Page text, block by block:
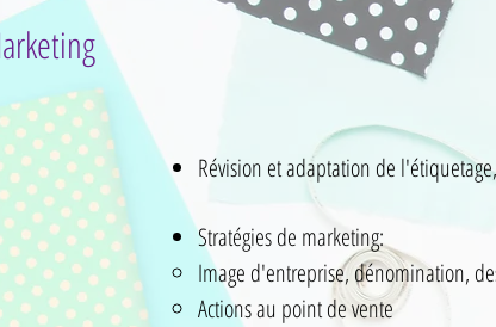
Révision et adaptation de
Stratégies de marketing:
Image d'entreprise, dénomination,
Actions au point de vente